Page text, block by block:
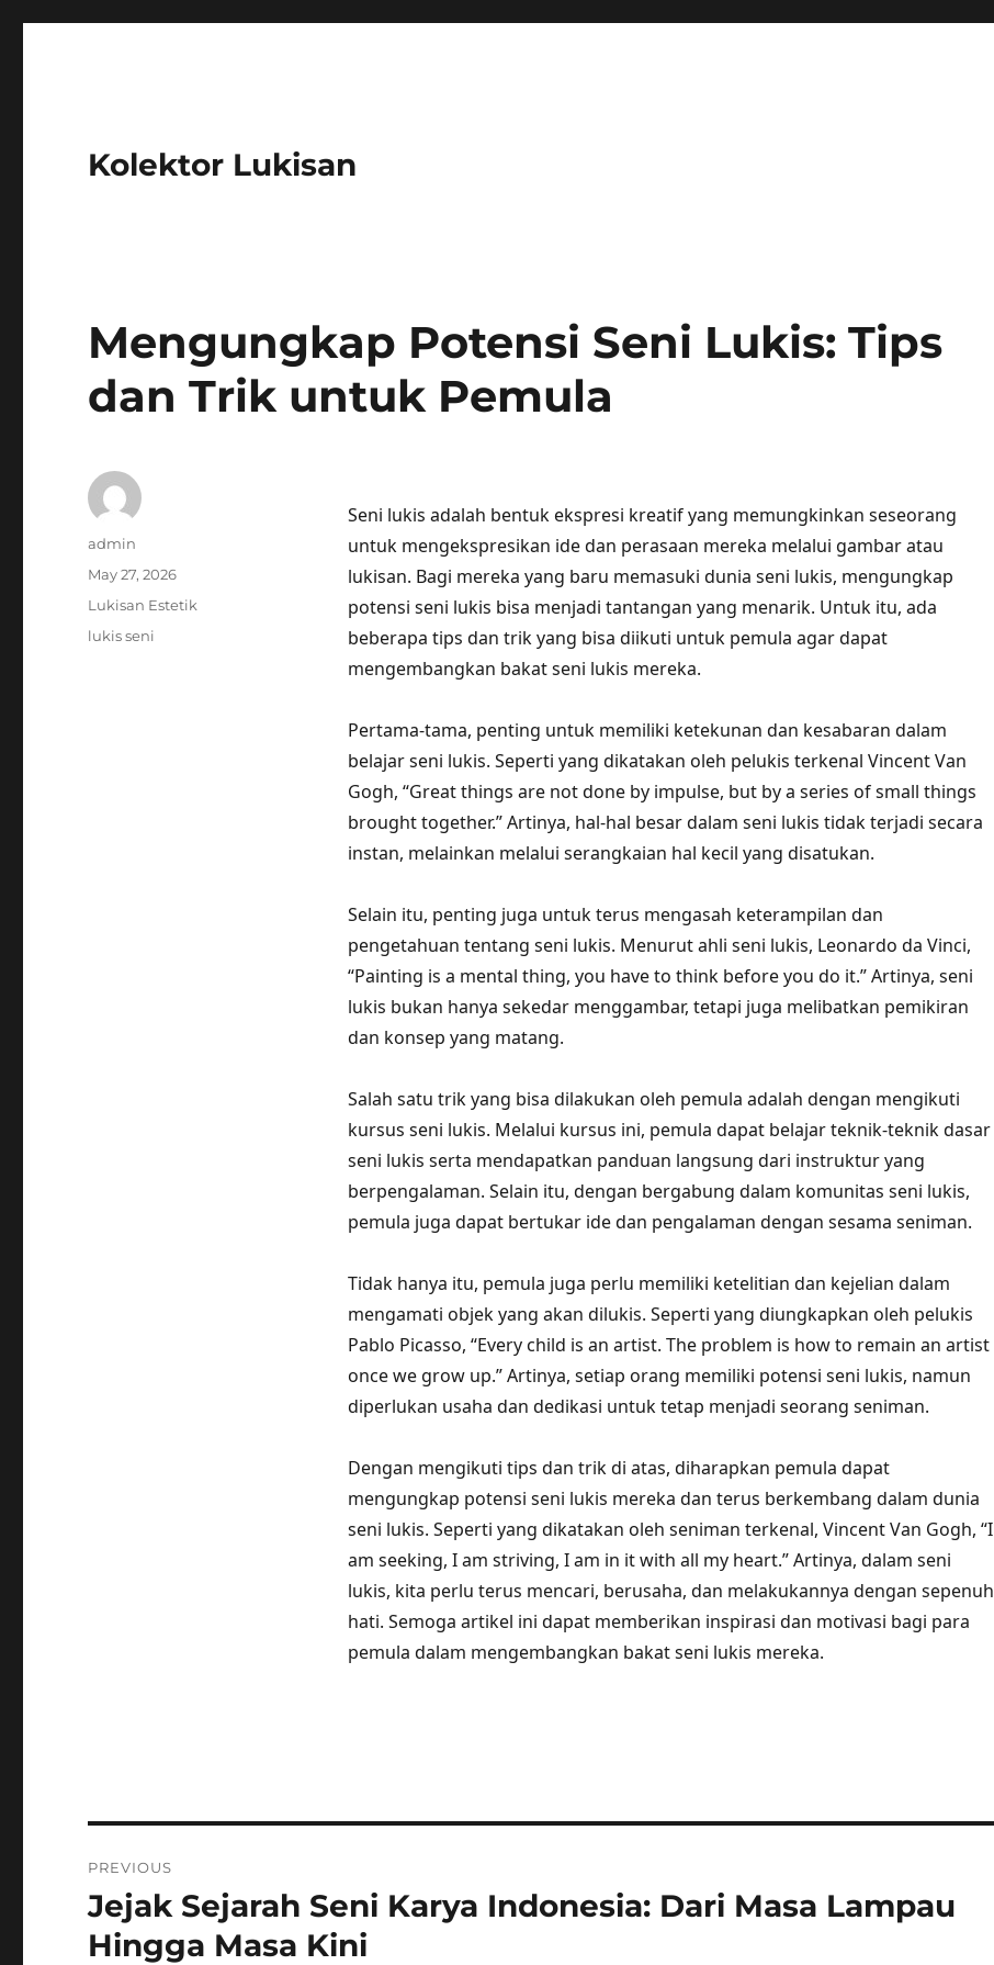
Kolektor Lukisan
Mengungkap Potensi Seni Lukis: Tips
dan Trik untuk Pemula
Seni lukis adalah bentuk ekspresi kreatif yang memungkinkan seseorang
untuk mengekspresikan ide dan perasaan mereka melalui gambar atau
lukisan. Bagi mereka yang baru memasuki dunia seni lukis, mengungkap
potensi seni lukis bisa menjadi tantangan yang menarik. Untuk itu, ada
beberapa tips dan trik yang bisa diikuti untuk pemula agar dapat
mengembangkan bakat seni lukis mereka.
Pertama-tama, penting untuk memiliki ketekunan dan kesabaran dalam
belajar seni lukis. Seperti yang dikatakan oleh pelukis terkenal Vincent Van
Gogh, “Great things are not done by impulse, but by a series of small things
brought together.” Artinya, hal-hal besar dalam seni lukis tidak terjadi secara
instan, melainkan melalui serangkaian hal kecil yang disatukan.
Selain itu, penting juga untuk terus mengasah keterampilan dan
pengetahuan tentang seni lukis. Menurut ahli seni lukis, Leonardo da Vinci,
“Painting is a mental thing, you have to think before you do it.” Artinya, seni
lukis bukan hanya sekedar menggambar, tetapi juga melibatkan pemikiran
dan konsep yang matang.
Salah satu trik yang bisa dilakukan oleh pemula adalah dengan mengikuti
kursus seni lukis. Melalui kursus ini, pemula dapat belajar teknik-teknik dasar
seni lukis serta mendapatkan panduan langsung dari instruktur yang
berpengalaman. Selain itu, dengan bergabung dalam komunitas seni lukis,
pemula juga dapat bertukar ide dan pengalaman dengan sesama seniman.
Tidak hanya itu, pemula juga perlu memiliki ketelitian dan kejelian dalam
mengamati objek yang akan dilukis. Seperti yang diungkapkan oleh pelukis
Pablo Picasso, “Every child is an artist. The problem is how to remain an artist
once we grow up.” Artinya, setiap orang memiliki potensi seni lukis, namun
diperlukan usaha dan dedikasi untuk tetap menjadi seorang seniman.
Dengan mengikuti tips dan trik di atas, diharapkan pemula dapat
mengungkap potensi seni lukis mereka dan terus berkembang dalam dunia
seni lukis. Seperti yang dikatakan oleh seniman terkenal, Vincent Van Gogh, “I
am seeking, I am striving, I am in it with all my heart.” Artinya, dalam seni
lukis, kita perlu terus mencari, berusaha, dan melakukannya dengan sepenuh
hati. Semoga artikel ini dapat memberikan inspirasi dan motivasi bagi para
pemula dalam mengembangkan bakat seni lukis mereka.
Author
admin
Posted
May 27, 2026
Categories
Lukisan Estetik
Tags
lukis seni
navigation
PREVIOUS
Previous
post:
Jejak Sejarah Seni Karya Indonesia: Dari Masa Lampau
Hingga Masa Kini